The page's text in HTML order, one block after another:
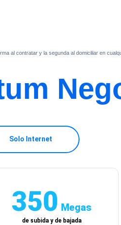
al contratar y la segunda al domiciliar en
Solo Internet
350 Megas
de subida y de bajada